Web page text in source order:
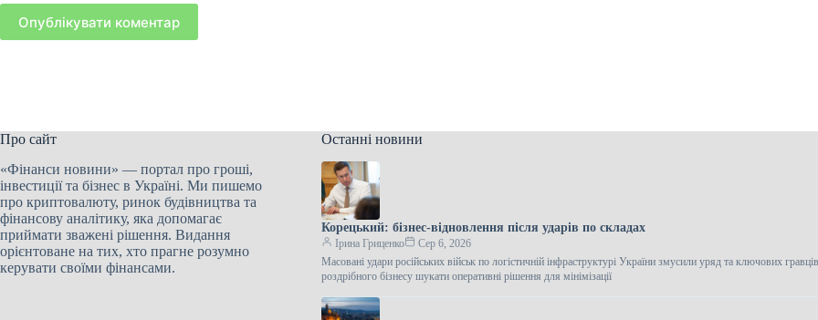
Опублікувати коментар
Про сайт
«Фінанси новини» — портал про гроші,
інвестиції та бізнес в Україні. Ми пишемо
про криптовалюту, ринок будівництва та
фінансову аналітику, яка допомагає
приймати зважені рішення. Видання
орієнтоване на тих, хто прагне розумно
керувати своїми фінансами.
Останні новини
Корецький: бізнес-відновлення після ударів по складах
Ірина Гриценко
Сер 6, 2026
Масовані удари російських військ по логістичній інфраструктурі України змусили уряд та ключових гравців
роздрібного бізнесу шукати оперативні рішення для мінімізації